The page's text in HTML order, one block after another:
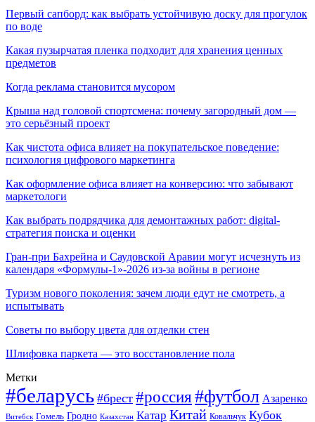
Первый сапборд: как выбрать устойчивую доску для прогулок
по воде
Какая пузырчатая пленка подходит для хранения ценных
предметов
Когда реклама становится мусором
Крыша над головой спортсмена: почему загородный дом —
это серьёзный проект
Как чистота офиса влияет на покупательское поведение:
психология цифрового маркетинга
Как оформление офиса влияет на конверсию: что забывают
маркетологи
Как выбрать подрядчика для демонтажных работ: digital-
стратегия поиска и оценки
Гран-при Бахрейна и Саудовской Аравии могут исчезнуть из
календаря «Формулы-1»-2026 из-за войны в регионе
Туризм нового поколения: зачем люди едут не смотреть, а
испытывать
Советы по выбору цвета для отделки стен
Шлифовка паркета — это восстановление пола
Метки
#беларусь #брест #россия#футбол Азаренко
Витебск Гомель Гродно Казахстан Катар Китай Ковальчук Кубок